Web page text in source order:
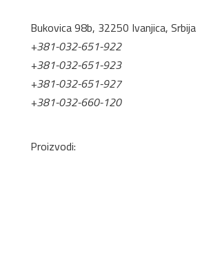
Bukovica 98b, 32250 Ivanjica, Srbija
+381-032-651-922
+381-032-651-923
+381-032-651-927
+381-032-660-120
Proizvodi: